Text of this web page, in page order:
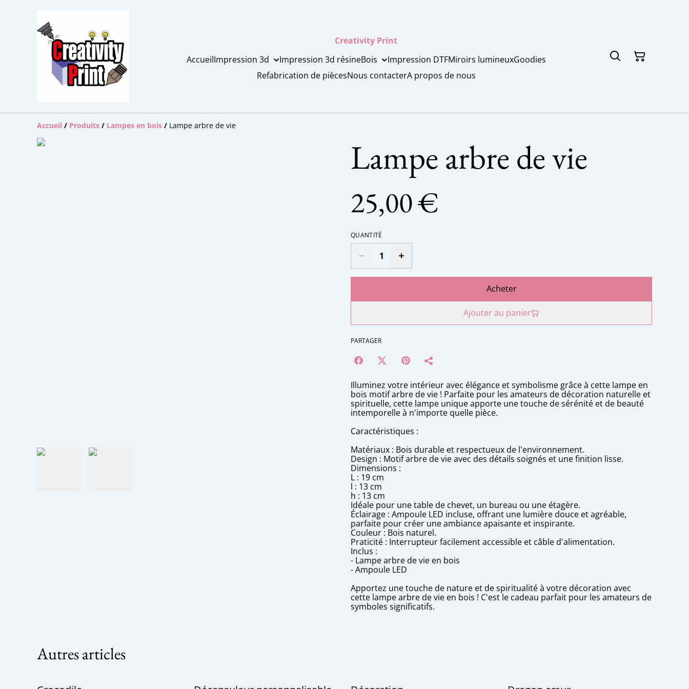
Creativity Print
AccueilImpression 3d Impression 3d résineBois Impression DTFMiroirs lumineuxGoodies
Refabrication de piècesNous contacterA propos de nous
Accueil / Produits / Lampes en bois / Lampe arbre de vie
Lampe arbre de vie
25,00 €
QUANTITÉ
Acheter
Ajouter au panier
PARTAGER
Illuminez votre intérieur avec élégance et symbolisme grâce à cette lampe en
bois motif arbre de vie ! Parfaite pour les amateurs de décoration naturelle et
spirituelle, cette lampe unique apporte une touche de sérénité et de beauté
intemporelle à n'importe quelle pièce.
Caractéristiques :
Matériaux : Bois durable et respectueux de l'environnement.
Design : Motif arbre de vie avec des détails soignés et une finition lisse.
Dimensions :
L : 19 cm
l : 13 cm
h : 13 cm
Idéale pour une table de chevet, un bureau ou une étagère.
Éclairage : Ampoule LED incluse, offrant une lumière douce et agréable,
parfaite pour créer une ambiance apaisante et inspirante.
Couleur : Bois naturel.
Praticité : Interrupteur facilement accessible et câble d'alimentation.
Inclus :
- Lampe arbre de vie en bois
- Ampoule LED
Apportez une touche de nature et de spiritualité à votre décoration avec
cette lampe arbre de vie en bois ! C'est le cadeau parfait pour les amateurs de
symboles significatifs.
Autres articles